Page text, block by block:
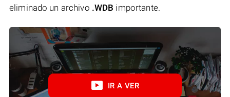
eliminado un archivo .WDB importante.
IR A VER